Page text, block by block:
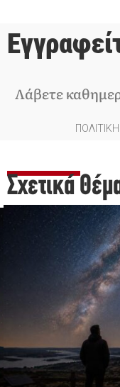
Λάβετε
Σχετικά